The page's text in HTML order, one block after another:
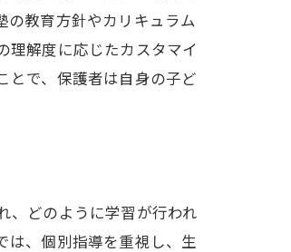
の教育方針やカリキュラム
理解度に応じたカスタマイ
とで、保護者は自身の子ど
、どのように学習が行われ
は、個別指導を重視し、生